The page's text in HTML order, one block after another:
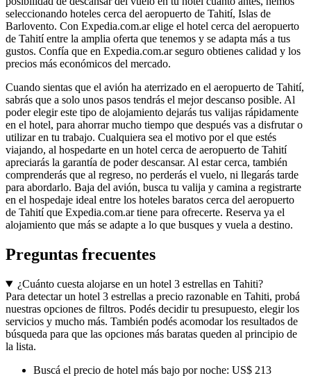
seleccionando hoteles cerca del aeropuerto de Tahití, Islas de
Barlovento. Con Expedia.com.ar elige el hotel cerca del aeropuerto
de Tahití entre la amplia oferta que tenemos y se adapta más a tus
gustos. Confía que en Expedia.com.ar seguro obtienes calidad y los
precios más económicos del mercado.
Cuando sientas que el avión ha aterrizado en el aeropuerto de Tahití,
sabrás que a solo unos pasos tendrás el mejor descanso posible. Al
poder elegir este tipo de alojamiento dejarás tus valijas rápidamente
en el hotel, para ahorrar mucho tiempo que después vas a disfrutar o
utilizar en tu trabajo. Cualquiera sea el motivo por el que estés
viajando, al hospedarte en un hotel cerca de aeropuerto de Tahití
apreciarás la garantía de poder descansar. Al estar cerca, también
comprenderás que al regreso, no perderás el vuelo, ni llegarás tarde
para abordarlo. Baja del avión, busca tu valija y camina a registrarte
en el hospedaje ideal entre los hoteles baratos cerca del aeropuerto
de Tahití que Expedia.com.ar tiene para ofrecerte. Reserva ya el
alojamiento que más se adapte a lo que busques y vuela a destino.
Preguntas frecuentes
¿Cuánto cuesta alojarse en un hotel 3 estrellas en Tahiti?
Para detectar un hotel 3 estrellas a precio razonable en Tahiti, probá
nuestras opciones de filtros. Podés decidir tu presupuesto, elegir los
servicios y mucho más. También podés acomodar los resultados de
búsqueda para que las opciones más baratas queden al principio de
la lista.
Buscá el precio de hotel más bajo por noche: US$ 213